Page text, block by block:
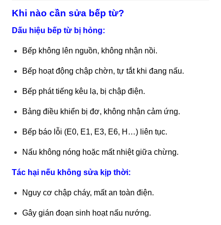
Khi nào cần sửa bếp từ?
Dấu hiệu bếp từ bị hỏng:
Bếp không lên nguồn, không nhận nồi.
Bếp hoạt động chập chờn, tự tắt khi đang nấu.
Bếp phát tiếng kêu lạ, bị chập điện.
Bảng điều khiển bị đơ, không nhận cảm ứng.
Bếp báo lỗi (E0, E1, E3, E6, H…) liên tục.
Nấu không nóng hoặc mất nhiệt giữa chừng.
Tác hại nếu không sửa kịp thời:
Nguy cơ chập cháy, mất an toàn điện.
Gây gián đoạn sinh hoạt nấu nướng.